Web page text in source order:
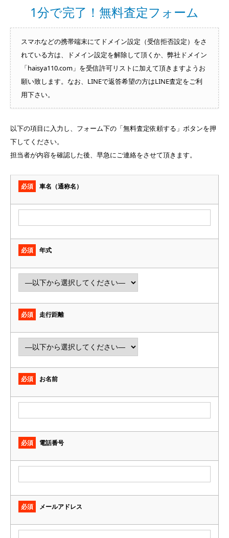
1分で完了！無料査定フォーム
スマホなどの携帯端末にてドメイン設定（受信拒否設定）をさ
れている方は、ドメイン設定を解除して頂くか、弊社ドメイン
「haisya110.com」を受信許可リストに加えて頂きますようお
願い致します。なお、LINEで返答希望の方はLINE査定をご利
用下さい。
以下の項目に入力し、フォーム下の「無料査定依頼する」ボタンを押
下してください。
担当者が内容を確認した後、早急にご連絡をさせて頂きます。
必須 車名（通称名）
必須 年式
必須 走行距離
必須 お名前
必須 電話番号
必須 メールアドレス